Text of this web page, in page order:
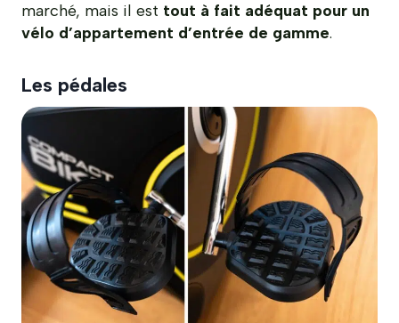
marché, mais il est tout à fait adéquat pour un
vélo d’appartement d’entrée de gamme.
Les pédales